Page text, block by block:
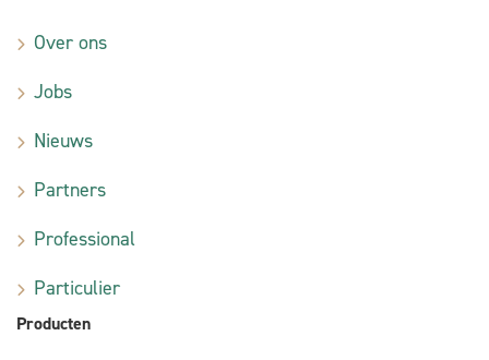
Over ons
Jobs
Nieuws
Partners
Professional
Particulier
Producten